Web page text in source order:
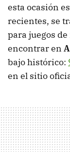
esta ocasión
recientes, se
para juegos
encontrar en
bajo histórico:
en el sitio